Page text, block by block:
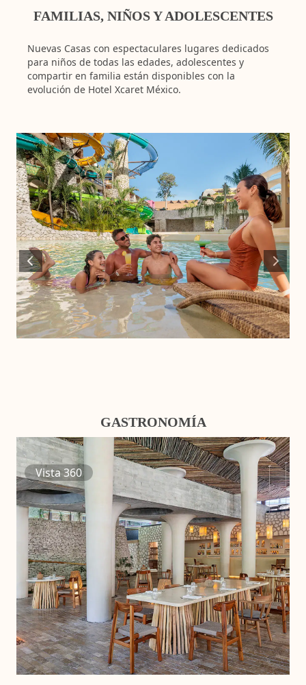
FAMILIAS, NIÑOS Y ADOLESCENTES
Nuevas Casas con espectaculares lugares dedicados
para niños de todas las edades, adolescentes y
compartir en familia están disponibles con la
evolución de Hotel Xcaret México.
GASTRONOMÍA
Vista 360